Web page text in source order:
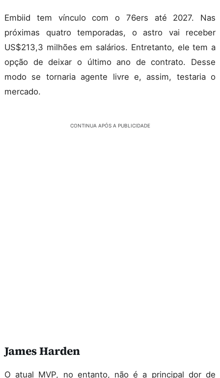
Embiid tem vínculo com o 76ers até 2027. Nas
próximas quatro temporadas, o astro vai receber
US$213,3 milhões em salários. Entretanto, ele tem a
opção de deixar o último ano de contrato. Desse
modo se tornaria agente livre e, assim, testaria o
mercado.
CONTINUA APÓS A PUBLICIDADE
James Harden
O atual MVP, no entanto, não é a principal dor de